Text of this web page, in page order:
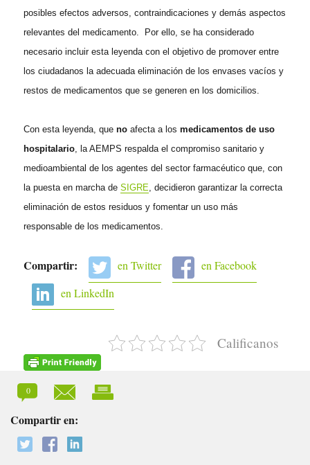
posibles efectos adversos, contraindicaciones y demás aspectos
relevantes del medicamento. Por ello, se ha considerado
necesario incluir esta leyenda con el objetivo de promover entre
los ciudadanos la adecuada eliminación de los envases vacíos y
restos de medicamentos que se generen en los domicilios.
Con esta leyenda, queno afecta a losmedicamentos de uso
hospitalario, la AEMPS respalda el compromiso sanitario y
medioambiental de los agentes del sector farmacéutico que, con
la puesta en marcha deSIGRE, decidieron garantizar la correcta
eliminación de estos residuos y fomentar un uso más
responsable de los medicamentos.
Compartir: en Twitter
en Facebook
en LinkedIn
Calificanos
0
Compartir en: